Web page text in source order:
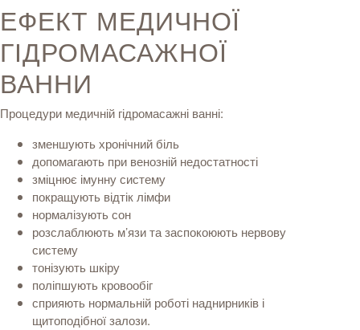
ЕФЕКТ МЕДИЧНОЇ
ГІДРОМАСАЖНОЇ
ВАННИ
Процедури медичній гідромасажні ванні:
зменшують хронічний біль
допомагають при венозній недостатності
зміцнює імунну систему
покращують відтік лімфи
нормалізують сон
розслаблюють м’язи та заспокоюють нервову
систему
тонізують шкіру
поліпшують кровообіг
сприяють нормальній роботі наднирників і
щитоподібної залози.